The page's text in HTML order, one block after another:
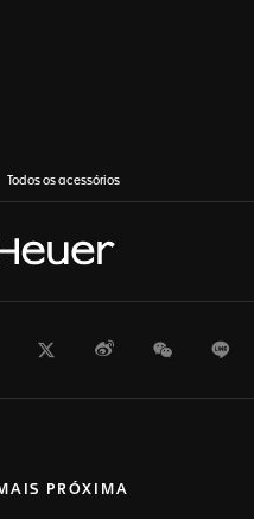
Todos os acessórios
TwitterWeiboWeChat
PRÓXIMA